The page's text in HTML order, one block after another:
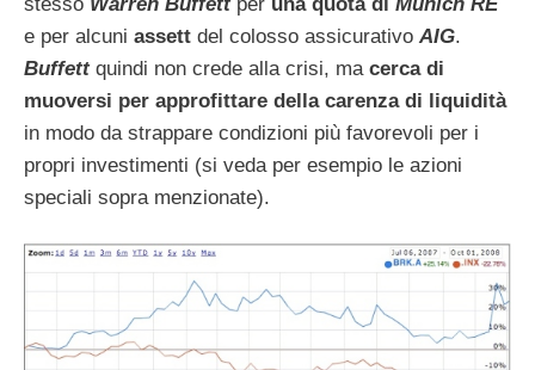
e per alcuni assett del colosso assicurativo AIG.
Buffettquindi non crede alla crisi, macerca di
muoversi per approfittare della carenza di liquidità
in modo da strappare condizioni più favorevoli per i
propri investimenti (si veda per esempio le azioni
speciali sopra menzionate).